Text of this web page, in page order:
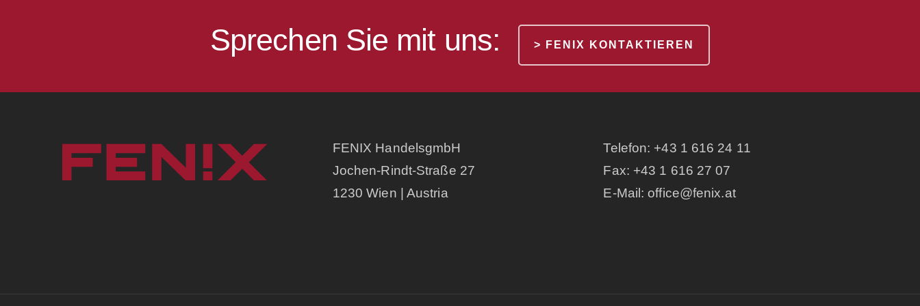
Sprechen Sie mit uns: > FENIX KONTAKTIEREN
FENIX HandelsgmbH
Jochen-Rindt-Straße 27
1230 Wien | Austria
Telefon: +43 1 616 24 11
Fax: +43 1 616 27 07
E-Mail:office@fenix.at